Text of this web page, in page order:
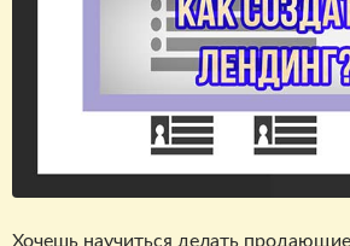
Хочешь научиться делать